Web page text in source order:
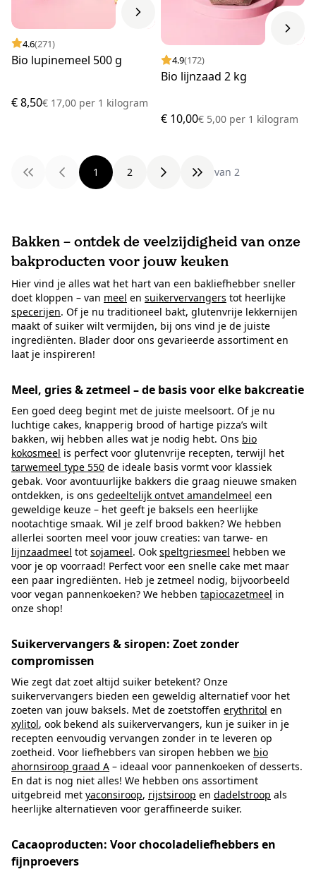
4.6(271)
Bio lupinemeel 500 g
€ 8,50€ 17,00 per 1 kilogram
4.9(172)
Bio lijnzaad 2 kg
€ 10,00€ 5,00 per 1 kilogram
1 2 van 2
Bakken – ontdek de veelzijdigheid van onze
bakproducten voor jouw keuken
Hier vind je alles wat het hart van een bakliefhebber sneller
doet kloppen – van meel en suikervervangers tot heerlijke
specerijen. Of je nu traditioneel bakt, glutenvrije lekkernijen
maakt of suiker wilt vermijden, bij ons vind je de juiste
ingrediënten. Blader door ons gevarieerde assortiment en
laat je inspireren!
Meel, gries & zetmeel – de basis voor elke bakcreatie
Een goed deeg begint met de juiste meelsoort. Of je nu
luchtige cakes, knapperig brood of hartige pizza’s wilt
bakken, wij hebben alles wat je nodig hebt. Ons bio
kokosmeel is perfect voor glutenvrije recepten, terwijl het
tarwemeel type 550 de ideale basis vormt voor klassiek
gebak. Voor avontuurlijke bakkers die graag nieuwe smaken
ontdekken, is ons gedeeltelijk ontvet amandelmeel een
geweldige keuze – het geeft je baksels een heerlijke
nootachtige smaak. Wil je zelf brood bakken? We hebben
allerlei soorten meel voor jouw creaties: van tarwe- en
lijnzaadmeel tot sojameel. Ook speltgriesmeel hebben we
voor je op voorraad! Perfect voor een snelle cake met maar
een paar ingrediënten. Heb je zetmeel nodig, bijvoorbeeld
voor vegan pannenkoeken? We hebben tapiocazetmeel in
onze shop!
Suikervervangers & siropen: Zoet zonder
compromissen
Wie zegt dat zoet altijd suiker betekent? Onze
suikervervangers bieden een geweldig alternatief voor het
zoeten van jouw baksels. Met de zoetstoffen erythritol en
xylitol, ook bekend als suikervervangers, kun je suiker in je
recepten eenvoudig vervangen zonder in te leveren op
zoetheid. Voor liefhebbers van siropen hebben we bio
ahornsiroop graad A – ideaal voor pannenkoeken of desserts.
En dat is nog niet alles! We hebben ons assortiment
uitgebreid met yaconsiroop, rijstsiroop en dadelstroop als
heerlijke alternatieven voor geraffineerde suiker.
Cacaoproducten: Voor chocoladeliefhebbers en
fijnproevers